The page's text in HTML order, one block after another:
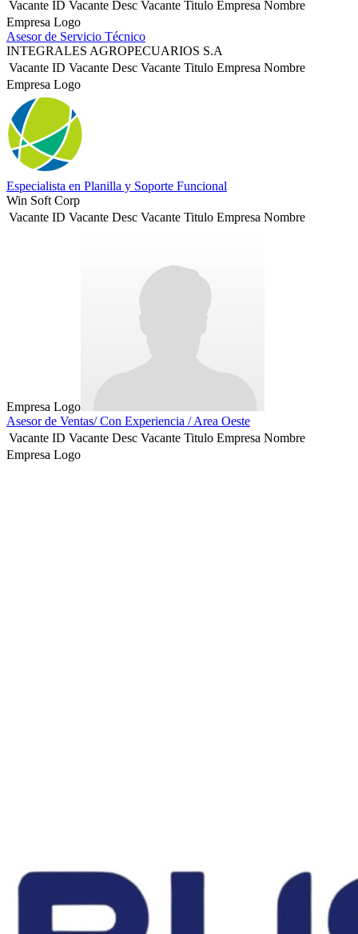
Vacante ID Vacante Desc Vacante Titulo Empresa Nombre
Empresa Logo
Asesor de Servicio Técnico
INTEGRALES AGROPECUARIOS S.A
Vacante ID Vacante Desc Vacante Titulo Empresa Nombre
Empresa Logo
Especialista en Planilla y Soporte Funcional
Win Soft Corp
Vacante ID Vacante Desc Vacante Titulo Empresa Nombre
Empresa Logo
Asesor de Ventas/ Con Experiencia / Area Oeste
Vacante ID Vacante Desc Vacante Titulo Empresa Nombre
Empresa Logo